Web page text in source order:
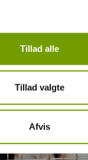
Tillad alle
Tillad valgte
Afvis